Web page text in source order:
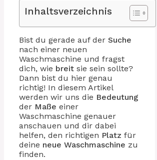
Inhaltsverzeichnis
Bist du gerade auf der Suche
nach einer neuen
Waschmaschine und fragst
dich, wie breit sie sein sollte?
Dann bist du hier genau
richtig! In diesem Artikel
werden wir uns die Bedeutung
der Maße einer
Waschmaschine genauer
anschauen und dir dabei
helfen, den richtigen Platz für
deine neue Waschmaschine zu
finden.